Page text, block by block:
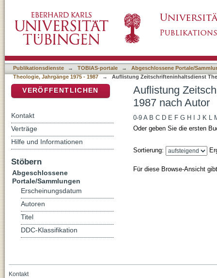
Publikationsdienste → TOBIAS-portale →
Abgeschlossene Portale/
Theologie, Jahrgänge 1975 - 1987
→ Auflistung Zeitschrifteninhaltsdienst
Auflistung
1987 nach Autor
0-9 A B C D E F G H J K L
Oder geben Sie die ersten
Sortierung:
Für diese Browse-Ansicht
VERÖFFENTLICHEN
Kontakt
Verträge
Hilfe und Informationen
Stöbern
Abgeschlossene
Portale/Sammlungen
Erscheinungsdatum
Autoren
Titel
DDC-Klassifikation
Kontakt